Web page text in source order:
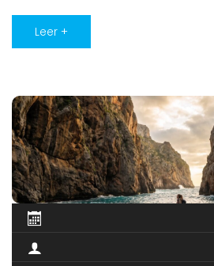
la misma esquina del sureste —Ses
Colònia de Sant Jordi, Campos, [...]
Leer +